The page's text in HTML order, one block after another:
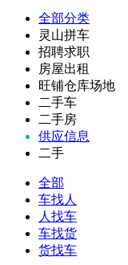
全部分类
灵山拼车
招聘求职
房屋出租
旺铺仓库场地
二手车
二手房
供应信息
二手
全部
车找人
人找车
车找货
货找车